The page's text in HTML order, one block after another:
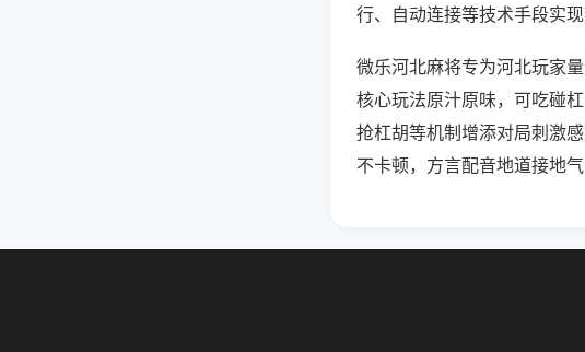
行、自动连接等技术手段实现
微乐河北麻将专为河北玩家
核心玩法原汁原味，可吃碰
抢杠胡等机制增添对局刺激
不卡顿，方言配音地道接地